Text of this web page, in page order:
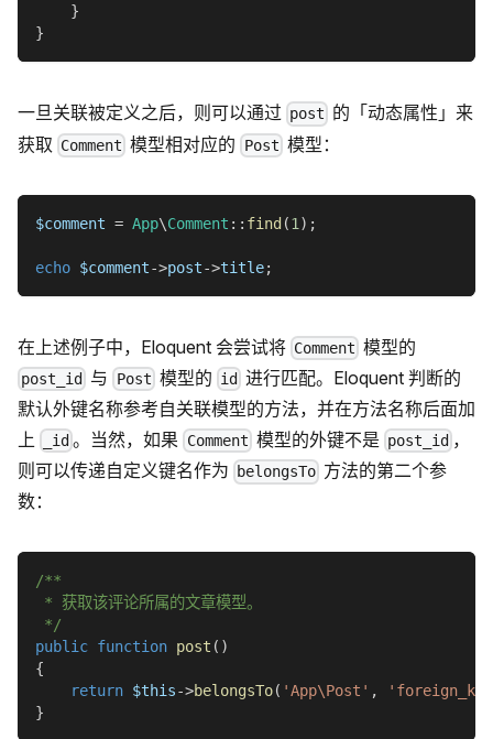
}
}
一旦关联被定义之后，则可以通过 post 的「动态属性」来
获取 Comment 模型相对应的 Post 模型：
$comment = App\Comment :: find (1 ) ;
echo $comment->post->title;
在上述例子中，Eloquent 会尝试将 Comment 模型的
post_id 与 Post 模型的 id 进行匹配。Eloquent 判断的
默认外键名称参考自关联模型的方法，并在方法名称后面加
上
_id 。当然，如果 Comment 模型的外键不是 post_id ，
则可以传递自定义键名作为
belongsTo 方法的第二个参
数：
/**
* 获取该评论所属的文章模型。
*/
public function post ( )
{
return $this->belongsTo( 'App\Post' ,
}